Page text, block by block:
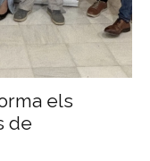
els
de